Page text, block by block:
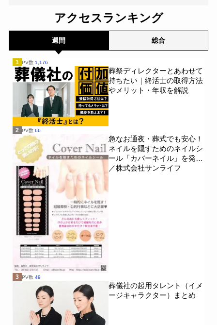
平安典礼 愛グループ 斎霊殿
株式会社YAMAKO 合掌堂 防府典礼会館
平安レイ あいネット ラステル新横浜
草苑 東京博善 平安ホール
株式会社眞照堂 レクスト関西
イズモホール こころネット
岩国中央典礼会館 富士平安閣互助会
株式会社横須賀冠婚葬祭互助会
株式会社あいネット 玉姫グループ青森
ニチリョク 大阪祭典
メモリーズ株式会社
出雲殿冠婚葬祭互助センター
株式会社平安閣エヌピーオー互助会
あいネットコーポレーション
アクセスランキング
週間 総合
1 PV数 1,176
葬祭ディレクターとあわせて
持ちたい｜終活士の取得方法
やメリット・年収を解説
2 PV数 66
急なお通夜・葬式でも安心！
ネイルを隠すためのネイルシ
ール「カバーネイル」を発売
／株式会社サンライフ
3 PV数 49
葬儀社の起用タレント（イメ
ージキャラクター）まとめ